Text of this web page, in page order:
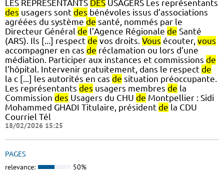
LES REPRÉSENTANTS DES USAGERS Les représentants
des usagers sont des bénévoles issus d’associations
agréées du système de santé, nommés par le
Directeur Général de l’Agence Régionale de Santé
(ARS). Ils [...] respect de vos droits. Vous écouter, vous
accompagner en cas de réclamation ou lors d’une
médiation. Participer aux instances et commissions de
l’hôpital. Intervenir gratuitement, dans le respect de
la c [...] les autorités en cas de situation préoccupante.
Les représentants des usagers membres de la
Commission des Usagers du CHU de Montpellier : Sidi
Mohammed GHADI Titulaire, président de la CDU
Courriel Tél
18/02/2026 15:25
PAGES
relevance: 50%